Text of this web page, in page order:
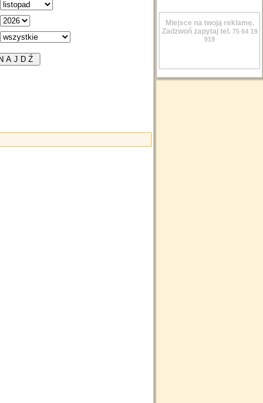
Miejsce na twoją reklamę.
Zadzwoń zapytaj tel. 75 64 19
919